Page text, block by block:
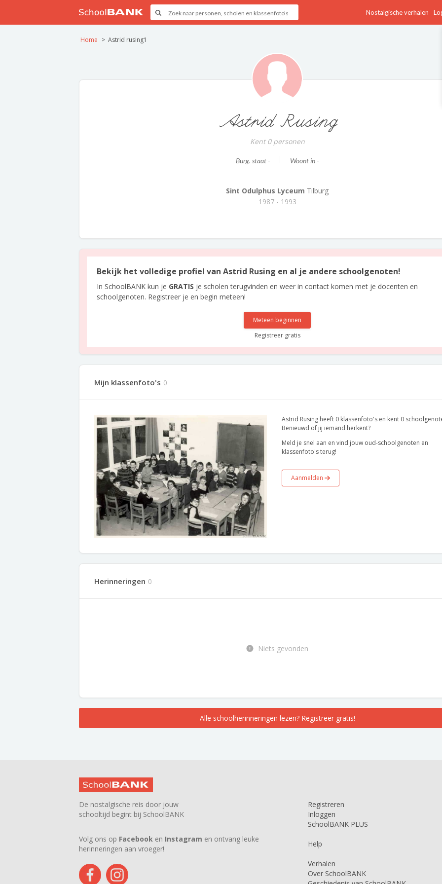
Nostalgische verhalen
Home Astrid rusing1
Astrid Rusing
Kent 0 personen
Burg. staat - Woont in -
Sint Odulphus Lyceum Tilburg
1987 - 1993
Bekijk het volledige profiel van Astrid Rusing en al je andere schoolgenoten!
In SchoolBANK kun je GRATIS je scholen terugvinden en weer in contact komen met je docenten en
schoolgenoten. Registreer je en begin meteen!
Meteen beginnen
Registreer gratis
Mijn klassenfoto's 0
Astrid Rusing heeft 0 klassenfoto's en kent 0
Benieuwd of jij iemand herkent?
Meld je snel aan en vind jouw oud-schoolgenoten en
klassenfoto's terug!
Aanmelden
Herinneringen 0
Niets gevonden
Alle schoolherinneringen lezen? Registreer gratis!
De nostalgische reis door jouw
schooltijd begint bij SchoolBANK
Volg ons op Facebook en Instagram en ontvang leuke
herinneringen aan vroeger!
Registreren
Inloggen
SchoolBANK PLUS
Help
Verhalen
Over SchoolBANK